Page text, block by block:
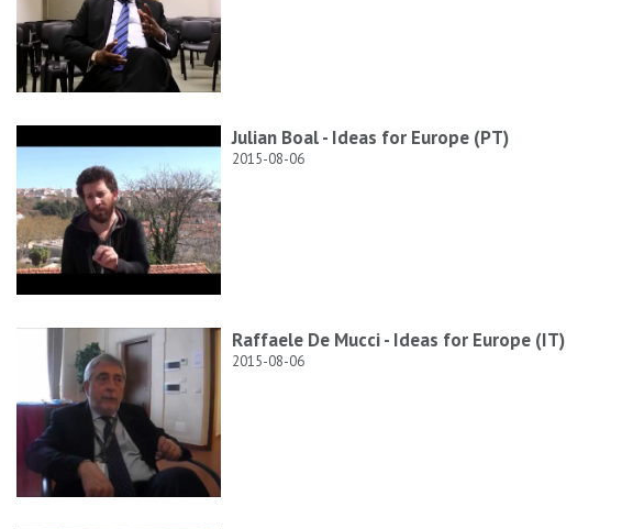
Julian Boal - Ideas for Europe (PT)
2015-08-06
Raffaele De Mucci - Ideas for Europe (IT)
2015-08-06